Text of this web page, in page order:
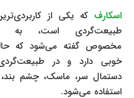
اسکارف که یکی از
طبیعت‌گردی است، به
مخصوص گفته می‌شود که
خوبی دارد و در
دستمال سر، ماسک، چشم
استفاده می‌شود.